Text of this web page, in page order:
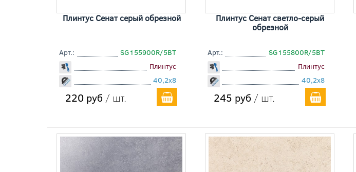
Плинтус Сенат серый обрезной
Арт.:
SG155900R/5BT
Плинтус
40,2x8
220 руб / шт.
Плинтус Сенат светло-серый
обрезной
Арт.:
SG155800R/5BT
Плинтус
40,2x8
245 руб / шт.